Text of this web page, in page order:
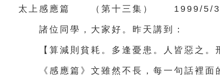
太上感應篇 （第十三集） 1999/5/
諸位同學，大家好。昨天講到：
【算減則貧耗。多逢憂患。人皆惡之。
《感應篇》文雖然不長，每一句話裡面的